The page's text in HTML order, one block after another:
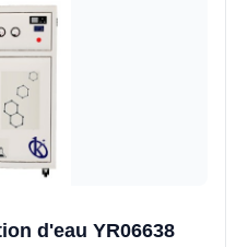
d'eau YR06638